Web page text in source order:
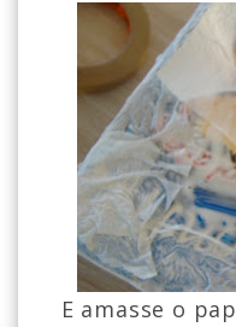
E amasse o